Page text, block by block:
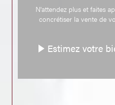
minutieuse de votre bien pour
optimisée.
Notre objectif est de vous
N'attendez plus et faites
concrétiser la vente de
Estimez votre